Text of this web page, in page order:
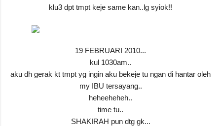
klu3 dpt tmpt keje same kan..lg syiok!!
19 FEBRUARI 2010...
kul 1030am..
aku dh gerak kt tmpt yg ingin aku bekeje tu ngan di hantar oleh
my IBU tersayang..
heheeheheh..
time tu..
SHAKIRAH pun dtg gk...